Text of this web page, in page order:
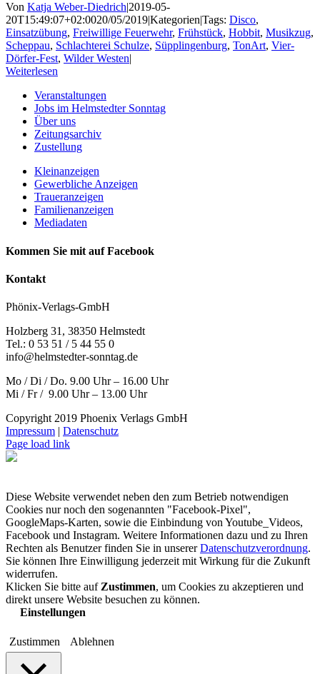
Von Katja Weber-Diedrich|2019-05-
20T15:49:07+02:0020/05/2019|Kategorien|Tags: Disco,
Einsatzübung, Freiwillige Feuerwehr, Frühstück, Hobbit, Musikzug,
Scheppau, Schlachterei Schulze, Süpplingenburg, TonArt, Vier-
Dörfer-Fest, Wilder Westen|
Weiterlesen
Veranstaltungen
Jobs im Helmstedter Sonntag
Über uns
Zeitungsarchiv
Zustellung
Kleinanzeigen
Gewerbliche Anzeigen
Traueranzeigen
Familienanzeigen
Mediadaten
Kommen Sie mit auf Facebook
Kontakt
Phönix-Verlags-GmbH
Holzberg 31, 38350 Helmstedt
Tel.: 0 53 51 / 5 44 55 0
info@helmstedter-sonntag.de
Mo / Di / Do. 9.00 Uhr – 16.00 Uhr
Mi / Fr / 9.00 Uhr – 13.00 Uhr
Copyright 2019 Phoenix Verlags GmbH
Impressum | Datenschutz
Page load link
Diese Website verwendet neben den zum Betrieb notwendigen
Cookies nur noch den sogenannten "Facebook-Pixel",
GoogleMaps-Karten, sowie die Einbindung von Youtube_Videos,
Facebook und Instagram. Weitere Informationen dazu und zu Ihren
Rechten als Benutzer finden Sie in unsererDatenschutzverordnung.
Sie können Ihre Einwilligung jederzeit mit Wirkung für die Zukunft
widerrufen.
Klicken Sie bitte auf Zustimmen, um Cookies zu akzeptieren und
direkt unsere Website besuchen zu können.
Einstellungen
Zustimmen Ablehnen